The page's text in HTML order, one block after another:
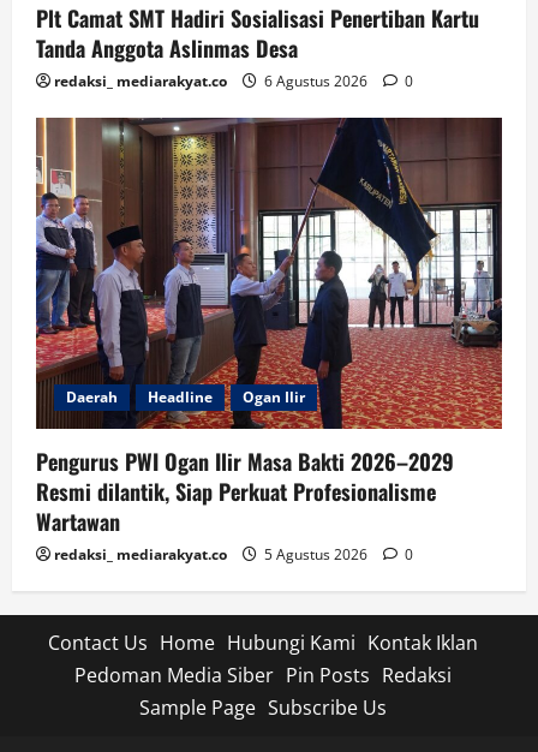
Plt Camat SMT Hadiri Sosialisasi Penertiban Kartu
Tanda Anggota Aslinmas Desa
redaksi_ mediarakyat.co 6 Agustus 2026 0
Daerah Headline Ogan Ilir
Pengurus PWI Ogan Ilir Masa Bakti 2026–2029
Resmi dilantik, Siap Perkuat Profesionalisme
Wartawan
redaksi_ mediarakyat.co 5 Agustus 2026 0
Contact Us Home Hubungi Kami Kontak Iklan
Pedoman Media Siber Pin Posts Redaksi
Sample Page Subscribe Us